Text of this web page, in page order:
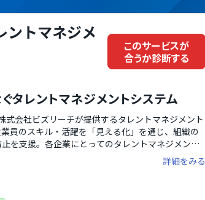
ントマネジメ
このサービスが
合うか診断する
タレントマネジメントシステム
式会社ビズリーチが提供するタレントマネジメント
員のスキル・活躍を「見える化」を通じ、組織の
を支援。各企業にとってのタレントマネジメント
に伴走します。「社内版ビズリーチ」プランで
グをAIにより最適化できます。また、シリーズ連
勤怠との自動連携でより業務の効率化につなが
詳細をみる